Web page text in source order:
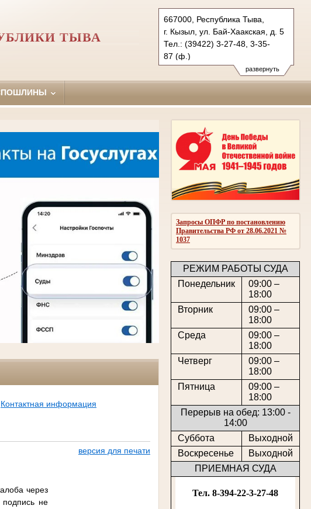
развернуть
667000, Республика Тыва,
г. Кызыл, ул. Бай-Хаакская, д. 5
Тел.: (39422) 3-27-48, 3-35-
87 (ф.)
kizilskiy-g.tva@sudrf.ru
показать на карте
ТЫВА
Запросы ОПФР по постановлению
Правительства РФ от 28.06.2021 №
1037
РЕЖИМ РАБОТЫ СУДА
Понедельник
09:00 –
18:00
Вторник
09:00 –
18:00
Среда
09:00 –
18:00
Четверг
09:00 –
18:00
Пятница
09:00 –
18:00
Перерыв на обед: 13:00 -
14:00
Суббота
Выходной
Воскресенье
Выходной
ПРИЕМНАЯ СУДА
Тел. 8-394-22-3-27-48
Контактная информация
версия для печати
через
подпись не